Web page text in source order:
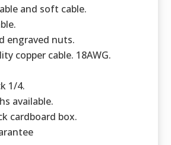
and soft cable.
engraved nuts.
copper cable. 18AWG.
1/4.
available.
cardboard box.